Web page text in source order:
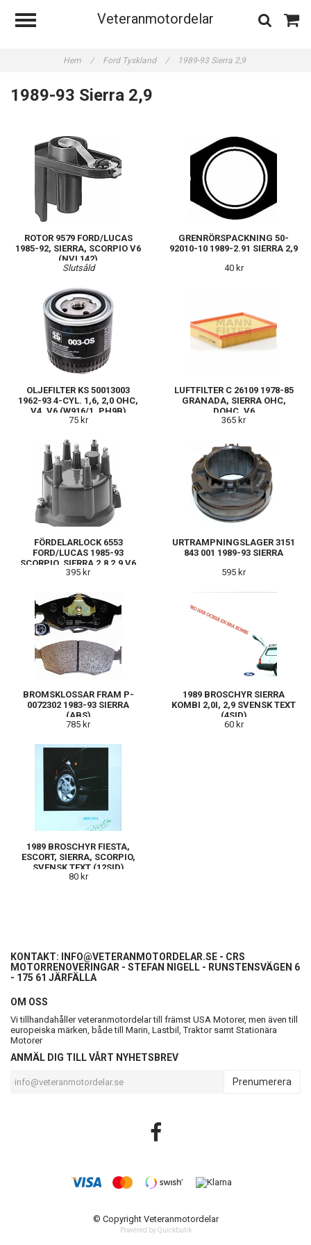
Veteranmotordelar
Hem / Ford Tyskland / 1989-93 Sierra 2,9
1989-93 Sierra 2,9
ROTOR 9579 FORD/LUCAS
1985-92, SIERRA, SCORPIO V6
(NVL142)
Slutsåld
GRENRÖRSPACKNING 50-
92010-10 1989-2.91 SIERRA 2,9
40 kr
OLJEFILTER KS 50013003
1962-93 4-CYL. 1,6, 2,0 OHC,
V4, V6 (W916/1, PH9B)
75 kr
LUFTFILTER C 26109 1978-85
GRANADA, SIERRA OHC,
DOHC, V6
365 kr
FÖRDELARLOCK 6553
FORD/LUCAS 1985-93
SCORPIO, SIERRA 2,8 2,9 V6
395 kr
URTRAMPNINGSLAGER 3151
843 001 1989-93 SIERRA
595 kr
BROMSKLOSSAR FRAM P-
0072302 1983-93 SIERRA
(ABS)
785 kr
1989 BROSCHYR SIERRA
KOMBI 2,0I, 2,9 SVENSK TEXT
(4SID)
60 kr
1989 BROSCHYR FIESTA,
ESCORT, SIERRA, SCORPIO,
SVENSK TEXT (12SID)
80 kr
KONTAKT: INFO@VETERANMOTORDELAR.SE - CRS
MOTORRENOVERINGAR - STEFAN NIGELL - RUNSTENSVÄGEN 6
- 175 61 JÄRFÄLLA
OM OSS
Vi tillhandahåller veteranmotordelar till främst USA Motorer, men även till
europeiska märken, både till Marin, Lastbil, Traktor samt Stationära
Motorer
ANMÄL DIG TILL VÅRT NYHETSBREV
Prenumerera
© Copyright Veteranmotordelar
Powered by Quickbutik